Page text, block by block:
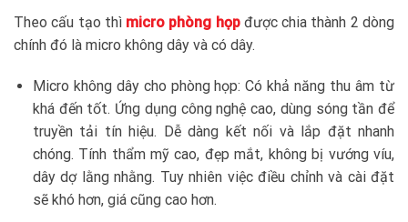
Theo cấu tạo thì micro phòng họpđược chia thành 2 dòng
chính đó là micro không dây và có dây.
Micro không dây cho phòng họp: Có khả năng thu âm từ
khá đến tốt. Ứng dụng công nghệ cao, dùng sóng tần để
truyền tải tín hiệu. Dễ dàng kết nối và lắp đặt nhanh
chóng. Tính thẩm mỹ cao, đẹp mắt, không bị vướng víu,
dây dợ lằng nhằng. Tuy nhiên việc điều chỉnh và cài đặt
sẽ khó hơn, giá cũng cao hơn.